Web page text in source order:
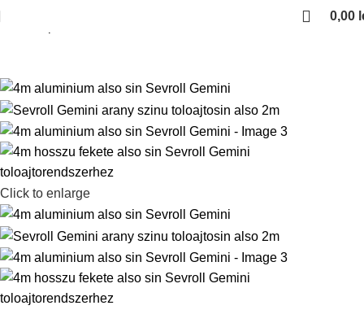
0,00
Sevroll Gemini 2.35m aluminium also sin
Click to enlarge